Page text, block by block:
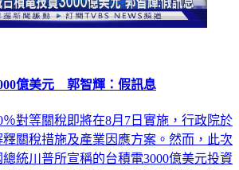
億美元 郭智輝：假訊息
對等關稅即將在8月7日實施，行政院於
關稅措施及產業因應方案。然而，此次
統川普所宣稱的台積電3000億美元投資